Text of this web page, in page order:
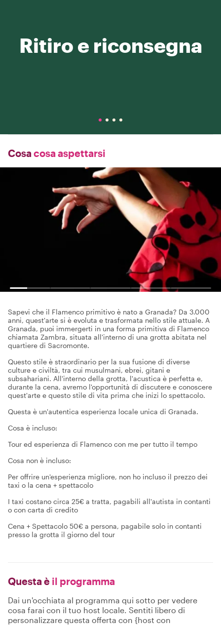
Ritiro e riconsegna
Cosa cosa aspettarsi
Sapevi che il Flamenco primitivo è nato a Granada? Da 3.000
anni, quest'arte si è evoluta e trasformata nello stile attuale. A
Granada, puoi immergerti in una forma primitiva di Flamenco
chiamata Zambra, situata all'interno di una grotta abitata nel
quartiere di Sacromonte.
Questo stile è straordinario per la sua fusione di diverse
culture e civiltà, tra cui musulmani, ebrei, gitani e
subsahariani. All'interno della grotta, l'acustica è perfetta e,
durante la cena, avremo l'opportunità di discutere e conoscere
quest'arte e questo stile di vita prima che inizi lo spettacolo.
Questa è un'autentica esperienza locale unica di Granada.
Cosa è incluso:
Tour ed esperienza di Flamenco con me per tutto il tempo
Cosa non è incluso:
Per offrire un'esperienza migliore, non ho incluso il prezzo dei
taxi o la cena + spettacolo
I taxi costano circa 25€ a tratta, pagabili all'autista in contanti
o con carta di credito
Cena + Spettacolo 50€ a persona, pagabile solo in contanti
presso la grotta il giorno del tour
Questa è il programma
Dai un'occhiata al programma qui sotto per vedere
cosa farai con il tuo host locale. Sentiti libero di
personalizzare questa offerta con {host con